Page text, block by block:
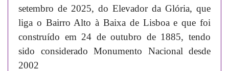
setembro de 2025, do Elevador da Glória, que
liga o Bairro Alto à Baixa de Lisboa e que foi
construído em 24 de outubro de 1885, tendo
sido considerado Monumento Nacional desde
2002